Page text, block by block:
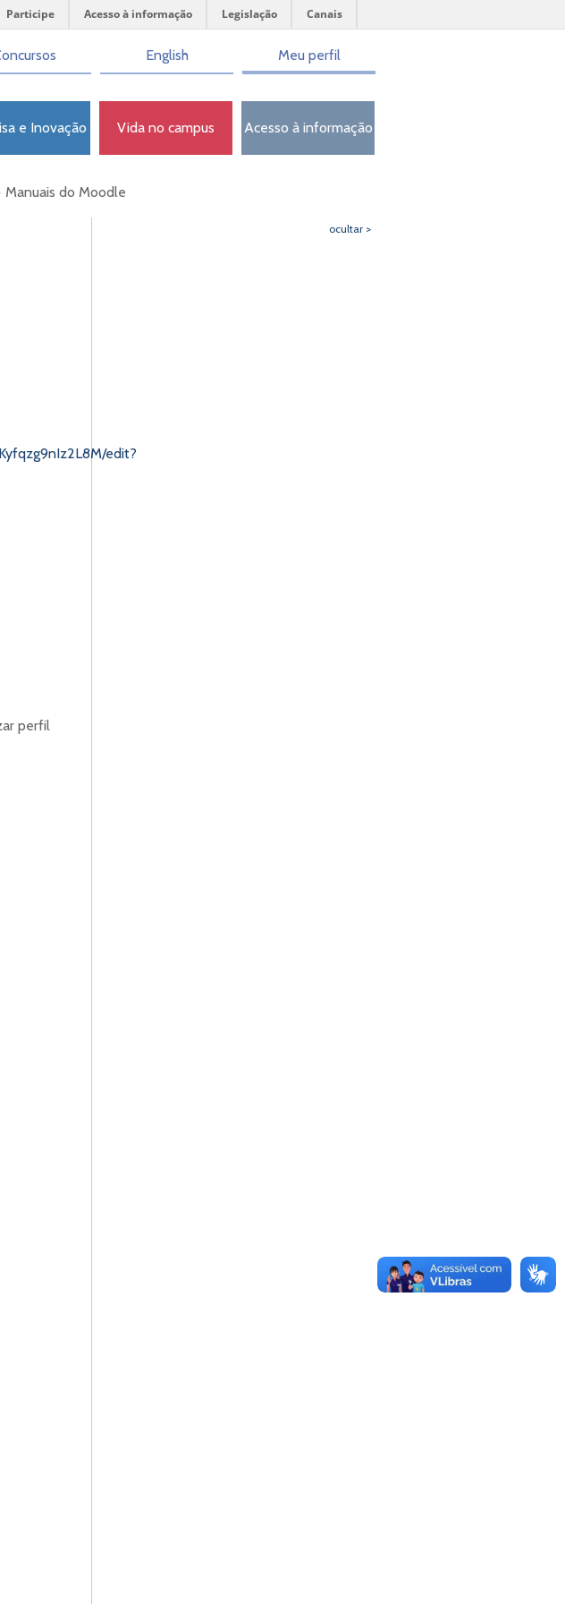
Participe Acesso à informação Legislação Canais
English Meu perfil
e Inovação Vida no campus Acesso à informação
Manuais do Moodle
edit?
perfil
ocultar >